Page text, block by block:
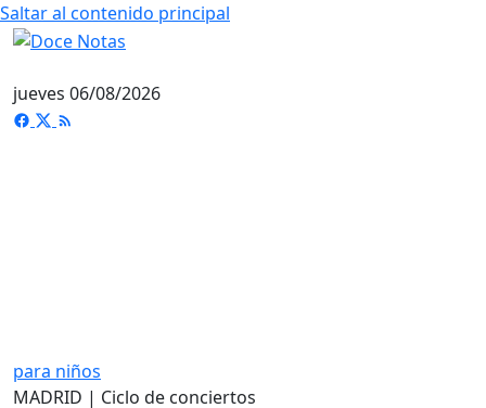
Saltar al contenido principal
jueves 06/08/2026
para niños
MADRID | Ciclo de conciertos